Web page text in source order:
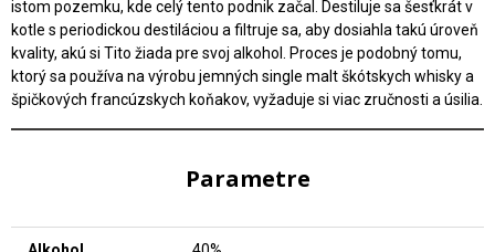
istom pozemku, kde celý tento podnik začal. Destiluje sa šesťkrát v
kotle s periodickou destiláciou a filtruje sa, aby dosiahla takú úroveň
kvality, akú si Tito žiada pre svoj alkohol. Proces je podobný tomu,
ktorý sa používa na výrobu jemných single malt škótskych whisky a
špičkových francúzskych koňakov, vyžaduje si viac zručnosti a úsilia.
Parametre